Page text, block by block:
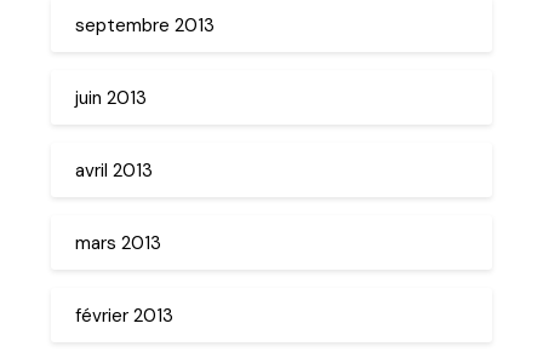
septembre 2013
juin 2013
avril 2013
mars 2013
février 2013